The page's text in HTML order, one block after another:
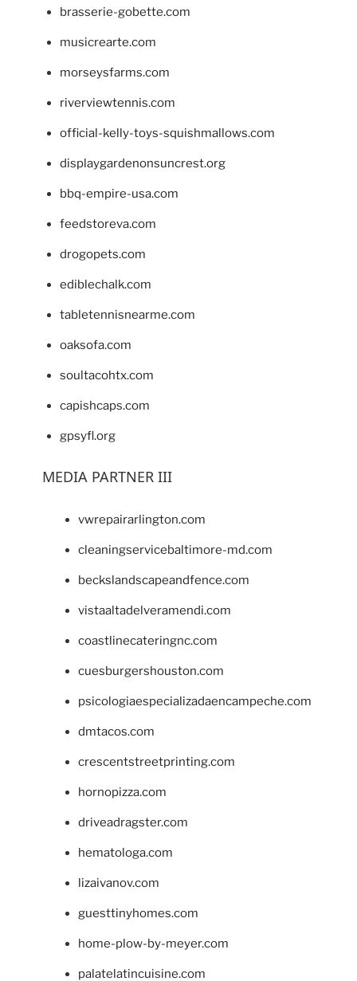
brasserie-gobette.com
musicrearte.com
morseysfarms.com
riverviewtennis.com
official-kelly-toys-squishmallows.com
displaygardenonsuncrest.org
bbq-empire-usa.com
feedstoreva.com
drogopets.com
ediblechalk.com
tabletennisnearme.com
oaksofa.com
soultacohtx.com
capishcaps.com
gpsyfl.org
MEDIA PARTNER III
vwrepairarlington.com
cleaningservicebaltimore-md.com
beckslandscapeandfence.com
vistaaltadelveramendi.com
coastlinecateringnc.com
cuesburgershouston.com
psicologiaespecializadaencampeche.com
dmtacos.com
crescentstreetprinting.com
hornopizza.com
driveadragster.com
hematologa.com
lizaivanov.com
guesttinyhomes.com
home-plow-by-meyer.com
palatelatincuisine.com